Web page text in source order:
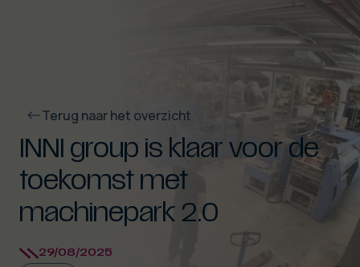
Terug naar het overzicht
INNI group is klaar voor de
toekomst met
machinepark 2.0
29/08/2025
Sluit video